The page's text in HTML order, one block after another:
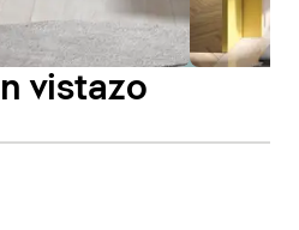
vistazo